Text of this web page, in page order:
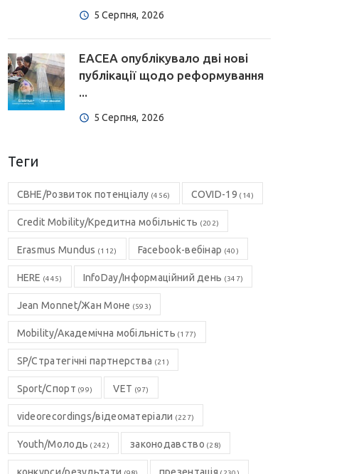
5 Серпня, 2026
EACEA опублікувало дві нові
публікації щодо реформування
...
5 Серпня, 2026
Теги
CBHE/Розвиток потенціалу (456) COVID-19 (14)
Credit Mobility/Кредитна мобільність (202)
Erasmus Mundus (112) Facebook-вебінар (40)
HERE (445) InfoDay/Інформаційний день (347)
Jean Monnet/Жан Моне (593)
Mobility/Академічна мобільність (177)
SP/Стратегічні партнерства (21)
Sport/Спорт (99) VET (97)
videorecordings/відеоматеріали (227)
Youth/Молодь (242) законодавство (28)